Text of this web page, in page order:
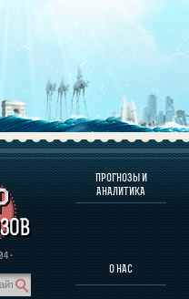
·
ПРОГНОЗЫ И
АНАЛИТИКА
О НАС
ЧЕЛОВЕКА
ЛИЧНОСТЕЙ